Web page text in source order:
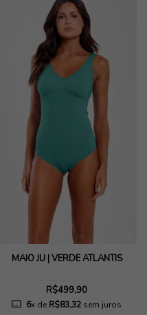
MAIÔ JU | VERDE ATLANTIS
R$499,90
6x de R$83,32sem juros